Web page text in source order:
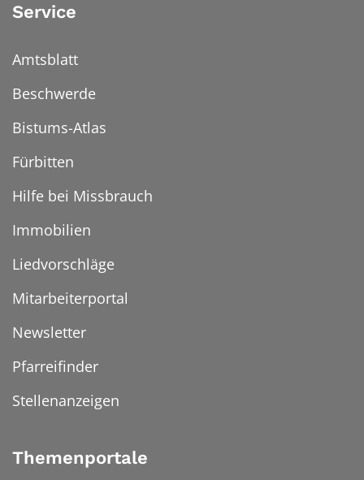
Service
Amtsblatt
Beschwerde
Bistums-Atlas
Fürbitten
Hilfe bei Missbrauch
Immobilien
Liedvorschläge
Mitarbeiterportal
Newsletter
Pfarreifinder
Stellenanzeigen
Themenportale